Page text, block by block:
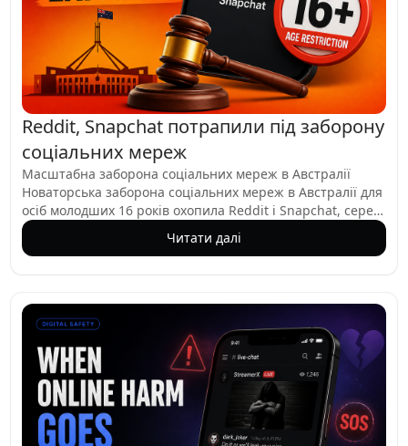
Reddit, Snapchat потрапили під заборону
соціальних мереж
Масштабна заборона соціальних мереж в Австралії
Новаторська заборона соціальних мереж в Австралії для
осіб молодших 16 років охопила Reddit і Snapchat, серед
інших, у регуляторну мережу, яка тепер охоплює десять
великих платформ. Цей крок, який набув чинності 10
хвилю у технологічному світі.
Читати далі